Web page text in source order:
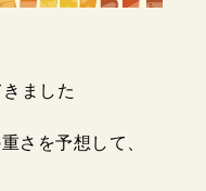
ました
さを予想して、